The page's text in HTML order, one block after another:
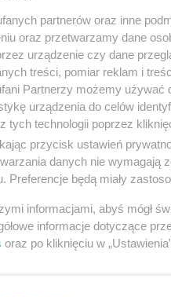
umowie przejęcia
stwierdzono
węgierskim !) , że
nigdy – co jest dla
- nie
–
partnerów oraz inne
oraz przetwarzamy dane
urządzenie czy dane
treści, pomiar reklam i
Partnerzy możemy używać
urządzenia do celów
tych technologii poprzez
przycisk ustawień
danych nie
Preferencje będą miały
informacjami, abyś mógł
informacje dotyczące
oraz po kliknięciu w